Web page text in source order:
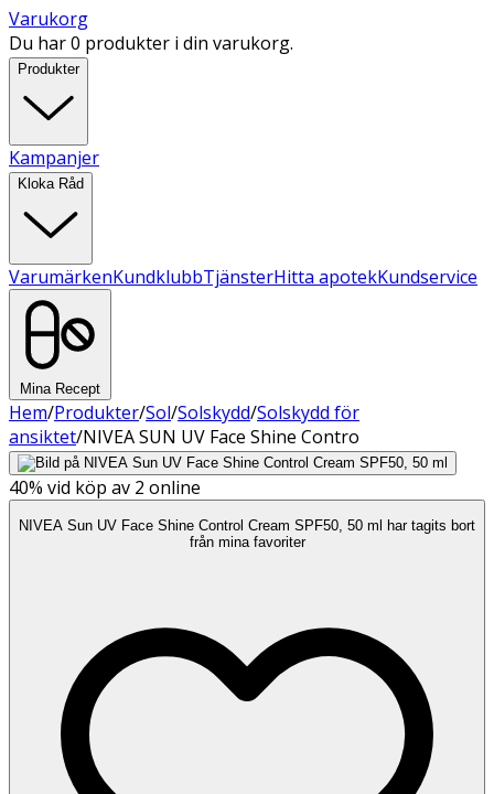
Varukorg
Du har 0 produkter i din varukorg.
Produkter
Kampanjer
Kloka Råd
VarumärkenKundklubbTjänsterHitta apotekKundservice
Mina Recept
Hem/Produkter/Sol/Solskydd/Solskydd för
ansiktet/NIVEA SUN UV Face Shine Contro
40% vid köp av 2 online
NIVEA Sun UV Face Shine Control Cream SPF50, 50 ml har tagits bort
från mina favoriter